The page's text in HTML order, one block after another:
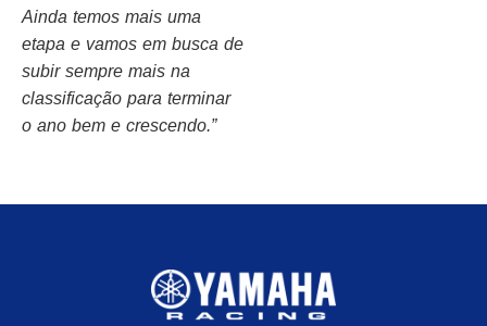
Ainda temos mais uma
etapa e vamos em busca de
subir sempre mais na
classificação para terminar
o ano bem e crescendo.”